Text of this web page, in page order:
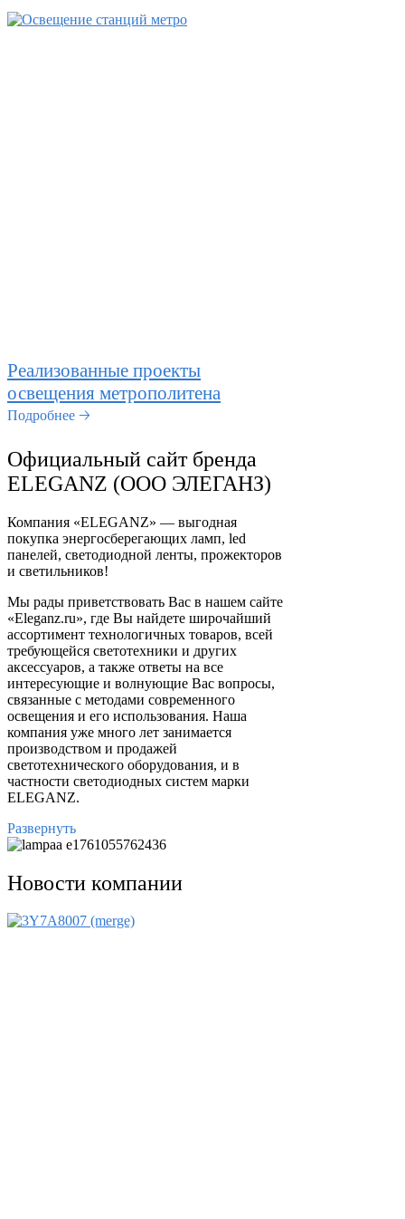
Реализованные проекты
освещения метрополитена
Подробнее 🡢
Официальный сайт бренда
ELEGANZ (ООО ЭЛЕГАНЗ)
Компания «ELEGANZ» — выгодная
покупка энергосберегающих ламп, led
панелей, светодиодной ленты, прожекторов
и светильников!
Мы рады приветствовать Вас в нашем сайте
«Eleganz.ru», где Вы найдете широчайший
ассортимент технологичных товаров, всей
требующейся светотехники и других
аксессуаров, а также ответы на все
интересующие и волнующие Вас вопросы,
связанные с методами современного
освещения и его использования. Наша
компания уже много лет занимается
производством и продажей
светотехнического оборудования, и в
частности светодиодных систем марки
ELEGANZ.
Развернуть
Новости компании